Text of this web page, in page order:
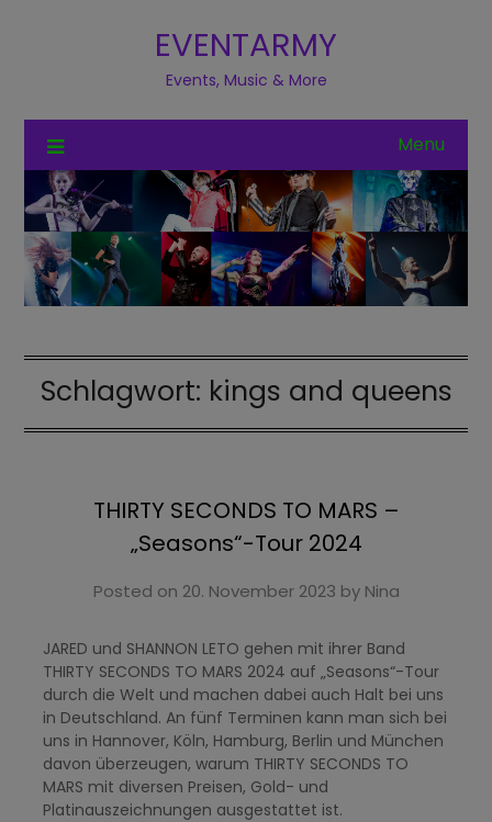
EVENTARMY
Events, Music & More
Menu
Schlagwort: kings and queens
THIRTY SECONDS TO MARS –
„Seasons“-Tour 2024
Posted on 20. November 2023 by Nina
JARED und SHANNON LETO gehen mit ihrer Band
THIRTY SECONDS TO MARS 2024 auf „Seasons“-Tour
durch die Welt und machen dabei auch Halt bei uns
in Deutschland. An fünf Terminen kann man sich bei
uns in Hannover, Köln, Hamburg, Berlin und München
davon überzeugen, warum THIRTY SECONDS TO
MARS mit diversen Preisen, Gold- und
Platinauszeichnungen ausgestattet ist.